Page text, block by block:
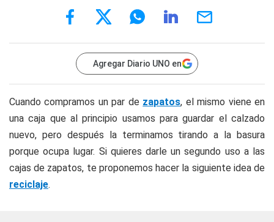
Agregar Diario UNO en
Cuando compramos un par de zapatos, el mismo viene en
una caja que al principio usamos para guardar el calzado
nuevo, pero después la terminamos tirando a la basura
porque ocupa lugar. Si quieres darle un segundo uso a las
cajas de zapatos, te proponemos hacer la siguiente idea de
reciclaje.